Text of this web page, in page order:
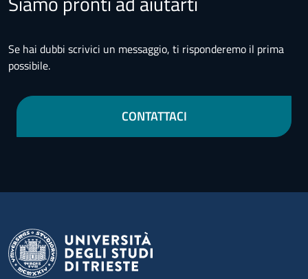
Se hai dubbi scrivici un messaggio, ti risponderemo il prima
possibile.
CONTATTACI